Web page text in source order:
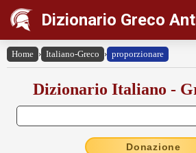
Dizionario Greco
Home › Italiano-Greco › proporzionare
Dizionario Italiano -
Donazione